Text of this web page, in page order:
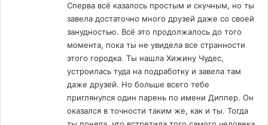
Сперва всё казалось простым и скучным, но ты
завела достаточно много друзей даже со своей
занудностью. Всё это продолжалось до того
момента, пока ты не увидела все странности
этого городка. Ты нашла Хижину Чудес,
устроилась туда на подработку и завела там
даже друзей. Но больше всего тебе
приглянулся один парень по имени Диппер. Он
оказался в точности таким же, как и ты. Тогда